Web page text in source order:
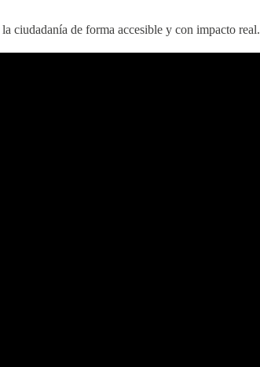
ciudadanía de forma accesible y con impacto real.